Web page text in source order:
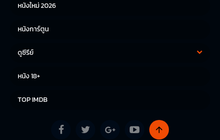
หนังใหม่ 2026
หนังการ์ตูน
ดูซีรีย์
หนัง 18+
TOP IMDB